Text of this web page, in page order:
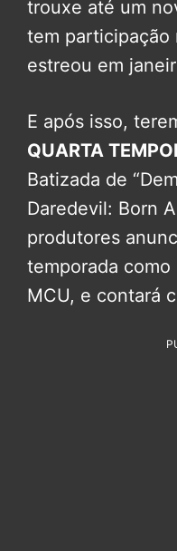
trouxe até um
tem participação
estreou em
E após isso,
QUARTA
Batizada de
Daredevil: Born
produtores
temporada como
MCU, e contará